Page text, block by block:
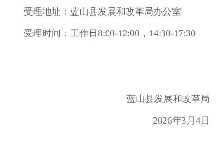
受理地址： 蓝山县发展和改革局办公室
受理时间：工作日8:00-12:00，14:30-17:30
蓝山县发展和改革局
2026年3月4日